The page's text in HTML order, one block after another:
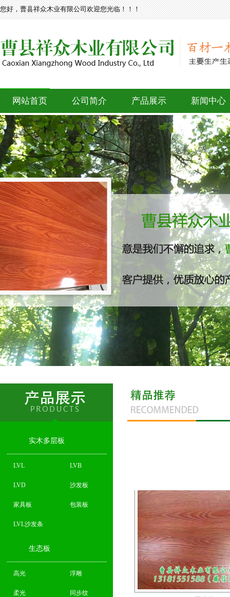
您好，曹县祥众木业有限公司欢迎您光临！！！
网站首页 公司简介 产品展示 新闻中心
实木多层板
LVL LVB
LVD 沙发板
家具板 包装板
LVL沙发条
生态板
高光 浮雕
柔光 同步纹
高光生态板
同步纹